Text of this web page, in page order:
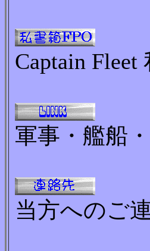
Captain
軍事・艦船
当方へのご